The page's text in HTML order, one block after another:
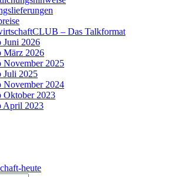
– Das Talkformat
2026
2026
2025
2025
2024
2023
April 2023